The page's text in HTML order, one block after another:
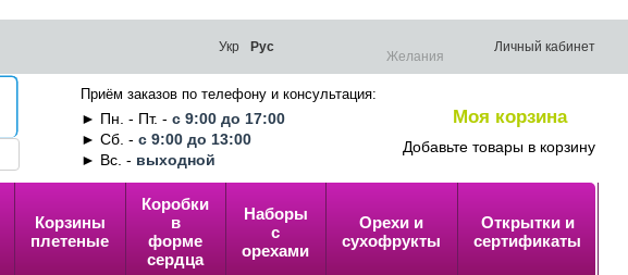
Укр Рус
Желания
Личный кабинет
Приём заказов по телефону и консультация:
► Пн. - Пт. - с 9:00 до 17:00
► Сб. - с 9:00 до 13:00
► Вс. - выходной
Моя корзина
Добавьте товары в корзину
Корзины
плетеные
Коробки
в
форме
сердца
Наборы
с
орехами
Орехи и
сухофрукты
Открытки и
сертификаты